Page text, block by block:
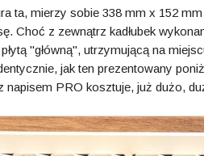
ta, mierzy sobie 338 mm x 152
Choć z zewnątrz kadłubek
"główną", utrzymującą na
jak ten prezentowany
napisem PRO kosztuje, już dużo,